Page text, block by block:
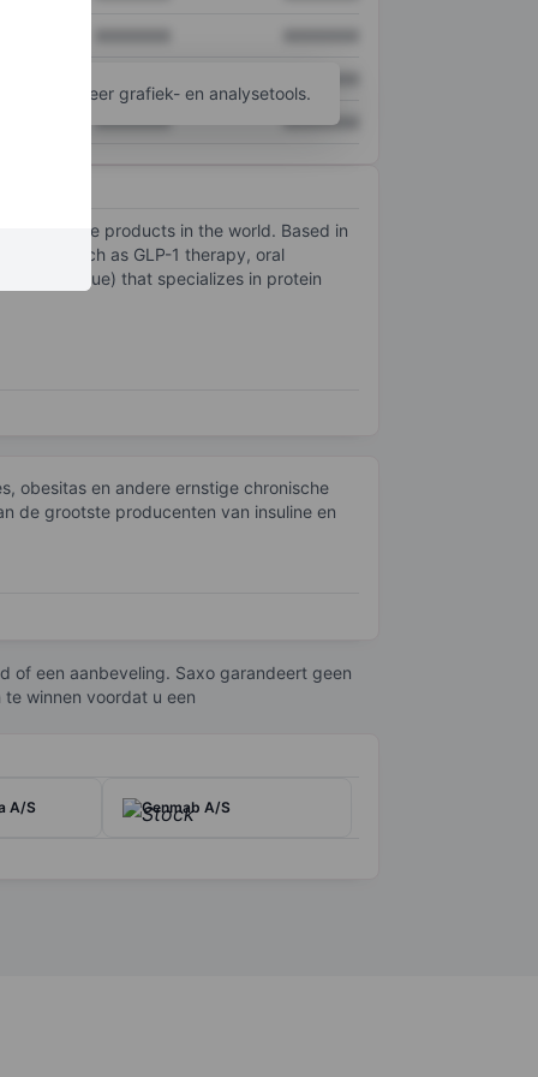
XXXXXXX XXXXXXX
tot meer grafiek- en analysetools.
care products in the world. Based in
such as GLP-1 therapy, oral
of revenue) that specializes in protein
obesitas en andere ernstige chronische
de grootste producenten van insuline en
evenals geneesmiddelen tegen
tegen stofwisselingsziekten en
in Denemarken, de Verenigde Staten,
of een aanbeveling. Saxo garandeert geen
winnen voordat u een
A/S Genmab A/S